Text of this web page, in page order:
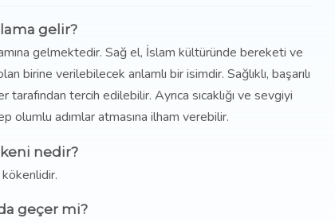
gelir?
gelmektedir. Sağ el, İslam kültüründe bereketi ve
birine verilebilecek anlamlı bir isimdir. Sağlıklı, başarılı
tercih edilebilir. Ayrıca sıcaklığı ve sevgiyi
olumlu adımlar atmasına ilham verebilir.
nedir?
kökenlidir.
geçer mi?